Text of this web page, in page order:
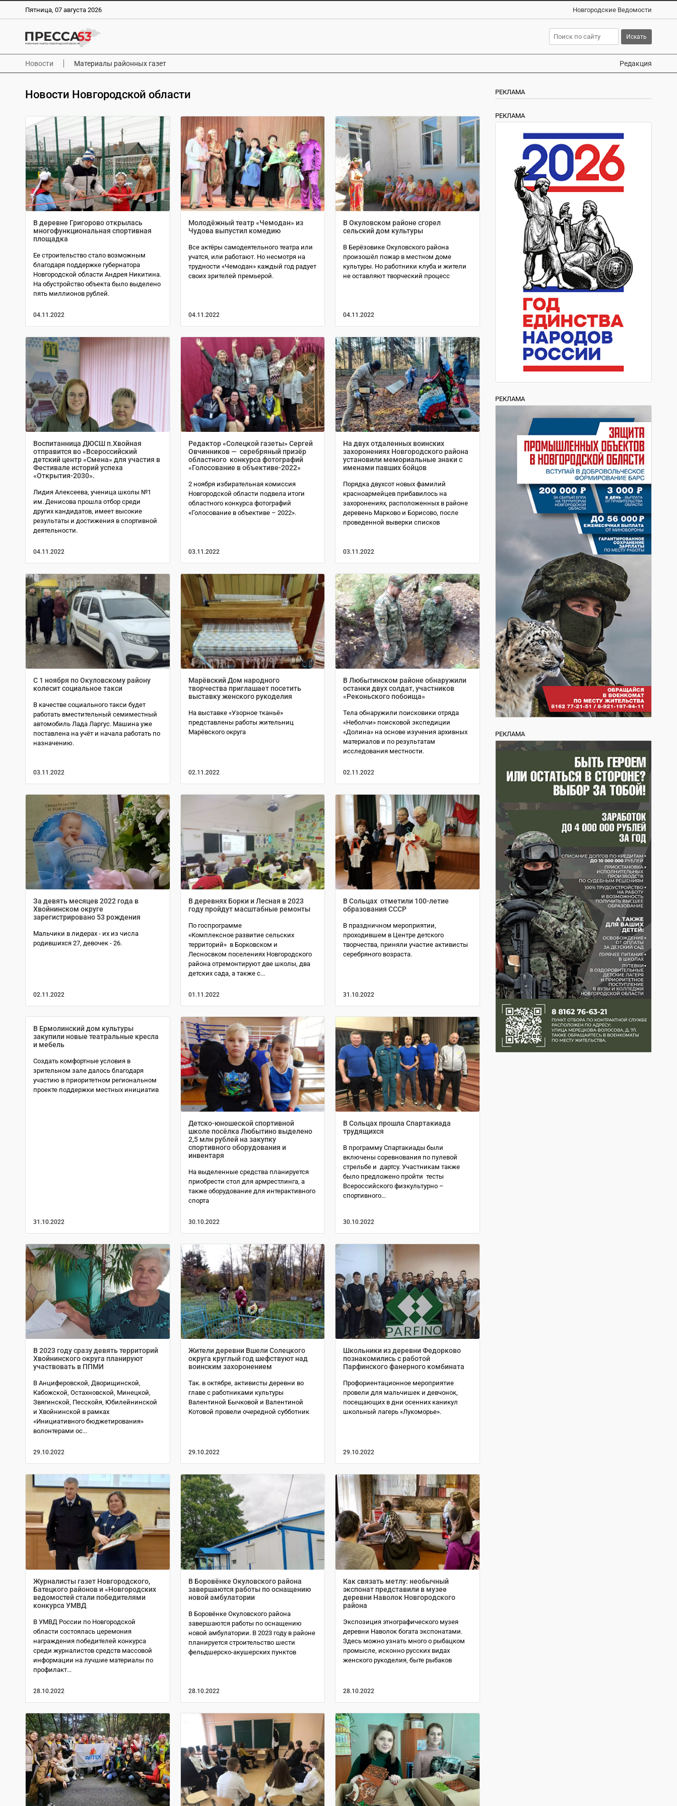
Пятница, 07 августа 2026 Новгородские Ведомости
Новости Материалы районных газет Редакция
Новости Новгородской области
В деревне Григорово открылась
многофункциональная спортивная
площадка
Ее строительство стало возможным
благодаря поддержке губернатора
Новгородской области Андрея Никитина.
На обустройство объекта было выделено
пять миллионов рублей.
04.11.2022
Молодёжный театр «Чемодан» из
Чудова выпустил комедию
Все актёры самодеятельного театра или
учатся, или работают. Но несмотря на
трудности «Чемодан» каждый год радует
своих зрителей премьерой.
04.11.2022
В Окуловском районе сгорел
сельский дом культуры
В Берёзовике Окуловского района
произошёл пожар в местном доме
культуры. Но работники клуба и жители
не оставляют творческий процесс
04.11.2022
Воспитанница ДЮСШ п.Хвойная
отправится во «Всероссийский
детский центр «Смена» для участия в
Фестивале историй успеха
«Открытия-2030».
Лидия Алексеева, ученица школы №1
им. Денисова прошла отбор среди
других кандидатов, имеет высокие
результаты и достижения в спортивной
деятельности.
04.11.2022
Редактор «Солецкой газеты» Сергей
Овчинников — серебряный призёр
областного конкурса фотографий
«Голосование в объективе-2022»
2 ноября избирательная комиссия
Новгородской области подвела итоги
областного конкурса фотографий
«Голосование в объективе – 2022».
03.11.2022
На двух отдаленных воинских
захоронениях Новгородского района
установили мемориальные знаки с
именами павших бойцов
Порядка двухсот новых фамилий
красноармейцев прибавилось на
захоронениях, расположенных в районе
деревень Марково и Борисово, после
проведенной выверки списков
03.11.2022
С 1 ноября по Окуловскому району
колесит социальное такси
В качестве социального такси будет
работать вместительный семиместный
автомобиль Лада Ларгус. Машина уже
поставлена на учёт и начала работать по
назначению.
03.11.2022
Марёвский Дом народного
творчества приглашает посетить
выставку женского рукоделия
На выставке «Узорное тканьё»
представлены работы жительниц
Марёвского округа
02.11.2022
В Любытинском районе обнаружили
останки двух солдат, участников
«Реконьского побоища»
Тела обнаружили поисковики отряда
«Неболчи» поисковой экспедиции
«Долина» на основе изучения архивных
материалов и по результатам
исследования местности.
02.11.2022
За девять месяцев 2022 года в
Хвойнинском округе
зарегистрировано 53 рождения
Мальчики в лидерах - их из числа
родившихся 27, девочек - 26.
02.11.2022
В деревнях Борки и Лесная в 2023
году пройдут масштабные ремонты
По госпрограмме
«Комплексное развитие сельских
территорий» в Борковском и
Лесносвком поселениях Новгородского
района отремонтируют две школы, два
детских сада, а также с...
01.11.2022
В Сольцах отметили 100-летие
образования СССР
В праздничном мероприятии,
проходившем в Центре детского
творчества, приняли участие активисты
серебряного возраста.
31.10.2022
В Ермолинский дом культуры
закупили новые театральные кресла
и мебель
Создать комфортные условия в
зрительном зале далось благодаря
участию в приоритетном региональном
проекте поддержки местных инициатив
31.10.2022
Детско-юношеской спортивной
школе посёлка Любытино выделено
2,5 млн рублей на закупку
спортивного оборудования и
инвентаря
На выделенные средства планируется
приобрести стол для армрестлинга, а
также оборудование для интерактивного
спорта
30.10.2022
В Сольцах прошла Спартакиада
трудящихся
В программу Спартакиады были
включены соревнования по пулевой
стрельбе и дартсу. Участникам также
было предложено пройти тесты
Всероссийского физкультурно –
спортивного...
30.10.2022
В 2023 году сразу девять территорий
Хвойнинского округа планируют
участвовать в ППМИ
В Анциферовской, Дворищинской,
Кабожской, Остахновской, Минецкой,
Звягинской, Песскойя, Юбилейнинской
и Хвойнинской в рамках
«Инициативного бюджетирования»
волонтерами ос...
29.10.2022
Жители деревни Вшели Солецкого
округа круглый год шефствуют над
воинским захоронением
Так. в октябре, активисты деревни во
главе с работниками культуры
Валентиной Бычковой и Валентиной
Котовой провели очередной субботник
29.10.2022
Школьники из деревни Федорково
познакомились с работой
Парфинского фанерного комбината
Профориентационное мероприятие
провели для мальчишек и девчонок,
посещающих в дни осенних каникул
школьный лагерь «Лукоморье».
29.10.2022
Журналисты газет Новгородского,
Батецкого районов и «Новгородских
ведомостей стали победителями
конкурса УМВД
В УМВД России по Новгородской
области состоялась церемония
награждения победителей конкурса
среди журналистов средств массовой
информации на лучшие материалы по
профилакт...
28.10.2022
В Боровёнке Окуловского района
завершаются работы по оснащению
новой амбулатории
В Боровёнке Окуловского района
завершаются работы по оснащению
новой амбулатории. В 2023 году в районе
планируется строительство шести
фельдшерско-акушерских пунктов
28.10.2022
Как связать метлу: необычный
экспонат представили в музее
деревни Наволок Новгородского
района
Экспозиция этнографического музея
деревни Наволок богата экспонатами.
Здесь можно узнать много о рыбацком
промысле, исконно русских видах
женского рукоделия, быте рыбаков
28.10.2022
РЕКЛАМА
РЕКЛАМА
РЕКЛАМА
РЕКЛАМА